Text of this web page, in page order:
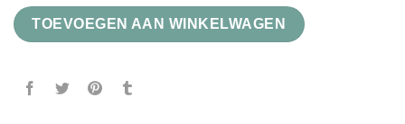
TOEVOEGEN AAN WINKELWAGEN